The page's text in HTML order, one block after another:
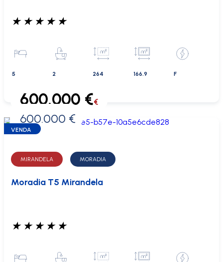
★ ★ ★ ★ ★
5 2 264 166.9 F
0 €
600.000 €€
600.000 €
VENDA
MIRANDELA MORADIA
Moradia T5 Mirandela
★ ★ ★ ★ ★